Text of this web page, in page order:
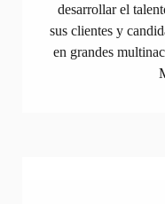
desarrollar el
sus clientes y
en grandes